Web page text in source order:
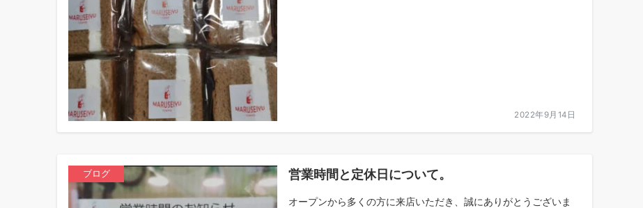
2022年9月14日
ブログ 営業時間と定休日について。
オープンから多くの方に来店いただき、誠にありがとうございま